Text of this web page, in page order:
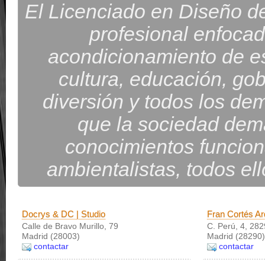
El Licenciado en Diseño
profesional
acondicionamiento de
cultura, educación,
diversión y todos los
que la sociedad
conocimientos
ambientalistas, todos
Docrys & DC | Studio
Calle de Bravo Murillo, 79
Madrid (28003)
contactar
Fran Cortés
C. Perú, 4,
Madrid (28290)
contactar